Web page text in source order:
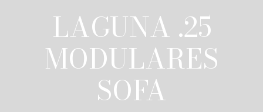
LAGUNA .25
MODULARES
SOFA